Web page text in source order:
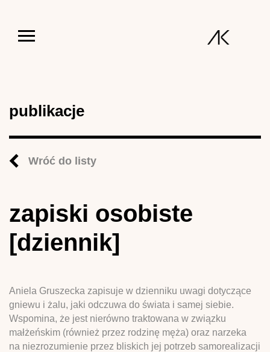
publikacje
Wróć do listy
zapiski osobiste
[dziennik]
Aniela Gruszecka zapisuje w dzienniku uwagi dotyczące
gniewu i żalu, jaki odczuwa do świata i samej siebie.
Wspomina, że jest nierówno traktowana w związku
małżeńskim (również przez rodzinę męża) oraz narzeka
na niezrozumienie przez bliskich jej potrzeb samorealizacji